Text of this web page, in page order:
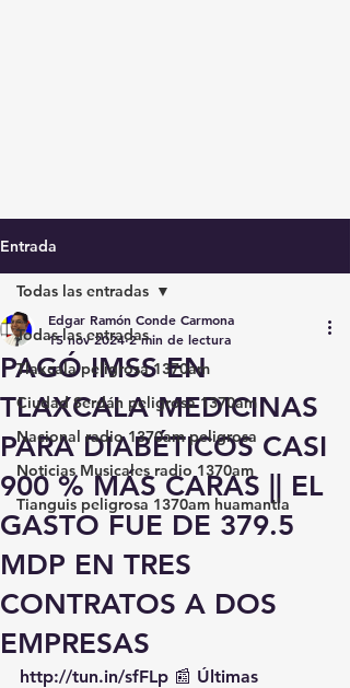
Entrada
Todas las entradas
Tlaxcala peligrosa 1370am
Ciudad Serdán peligrosa 1370am
Nacional radio 1370am peligrosa
Noticias Musicales radio 1370am
Tianguis peligrosa 1370am huamantla
Todas las entradas
PAGÓ IMSS EN
TLAXCALA MEDICINAS
PARA DIABÉTICOS CASI
900 % MÁS CARAS || EL
GASTO FUE DE 379.5
MDP EN TRES
CONTRATOS A DOS
EMPRESAS
Edgar Ramón Conde Carmona
15 nov 2024 2 min de lectura
http://tun.in/sfFLp 📰 Últimas